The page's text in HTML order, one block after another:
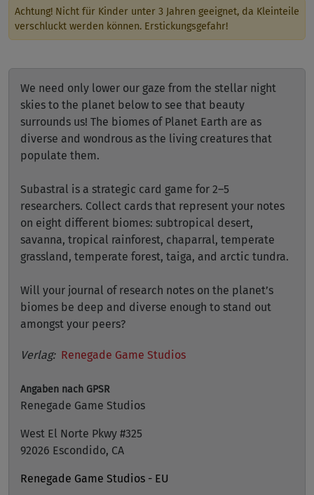
Achtung! Nicht für Kinder unter 3 Jahren geeignet, da Kleinteile
verschluckt werden können. Erstickungsgefahr!
We need only lower our gaze from the stellar night
skies to the planet below to see that beauty
surrounds us! The biomes of Planet Earth are as
diverse and wondrous as the living creatures that
populate them.
Subastral is a strategic card game for 2–5
researchers. Collect cards that represent your notes
on eight different biomes: subtropical desert,
savanna, tropical rainforest, chaparral, temperate
grassland, temperate forest, taiga, and arctic tundra.
Will your journal of research notes on the planet’s
biomes be deep and diverse enough to stand out
amongst your peers?
Verlag: Renegade Game Studios
Angaben nach GPSR
Renegade Game Studios
West El Norte Pkwy #325
92026 Escondido, CA
Renegade Game Studios - EU